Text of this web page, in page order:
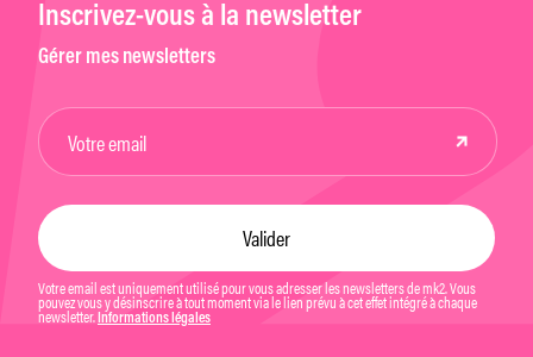
Inscrivez-vous à la newsletter
Gérer mes newsletters
Votre email est uniquement utilisé pour vous adresser les newsletters de mk2. Vous
pouvez vous y désinscrire à tout moment via le lien prévu à cet effet intégré à chaque
newsletter. Informations légales